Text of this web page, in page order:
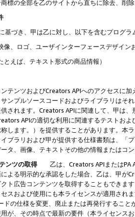
標の全部を乙のサイトから直ちに除去、削
基づき、甲は乙に対し、以下を含むプログ
像、ロゴ、ユーザインターフェースデザイ
とえば、テキスト形式の商品情報）
テンツおよびCreators APIへのアクセスに
ンプルソースコードおよびライブラリはそ
されます。Creators APIに関連して、甲は
APIの適切な利用に関連するテストお
します。）を提供することがあります。本
ブラリおよび甲が提供する仕様書類は、「
タ、画像、テキストその他の情報またはコ
ンツの取得
乙は、Creators APIまたはPA
よる明示的な承認をした場合、乙は、甲が
ト広告コンテンツを取得することもできま
スおよび使用にも本ライセンスが適用され
ドの仕様を変更、廃止または再発行するこ
が、その時点で最新の要件（本ライセン